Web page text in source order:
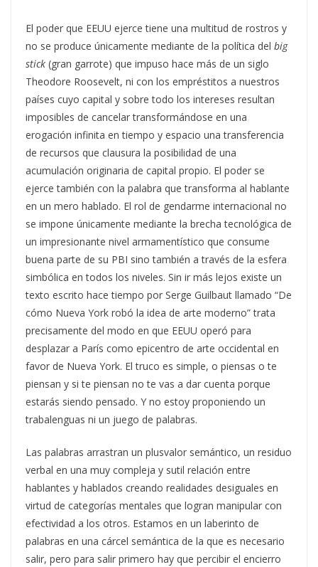
El poder que EEUU ejerce tiene una multitud de rostros y
no se produce únicamente mediante de la política del big
stick (gran garrote) que impuso hace más de un siglo
Theodore Roosevelt, ni con los empréstitos a nuestros
países cuyo capital y sobre todo los intereses resultan
imposibles de cancelar transformándose en una
erogación infinita en tiempo y espacio una transferencia
de recursos que clausura la posibilidad de una
acumulación originaria de capital propio. El poder se
ejerce también con la palabra que transforma al hablante
en un mero hablado. El rol de gendarme internacional no
se impone únicamente mediante la brecha tecnológica de
un impresionante nivel armamentístico que consume
buena parte de su PBI sino también a través de la esfera
simbólica en todos los niveles. Sin ir más lejos existe un
texto escrito hace tiempo por Serge Guilbaut llamado “De
cómo Nueva York robó la idea de arte moderno” trata
precisamente del modo en que EEUU operó para
desplazar a París como epicentro de arte occidental en
favor de Nueva York. El truco es simple, o piensas o te
piensan y si te piensan no te vas a dar cuenta porque
estarás siendo pensado. Y no estoy proponiendo un
trabalenguas ni un juego de palabras.
Las palabras arrastran un plusvalor semántico, un residuo
verbal en una muy compleja y sutil relación entre
hablantes y hablados creando realidades desiguales en
virtud de categorías mentales que logran manipular con
efectividad a los otros. Estamos en un laberinto de
palabras en una cárcel semántica de la que es necesario
salir, pero para salir primero hay que percibir el encierro